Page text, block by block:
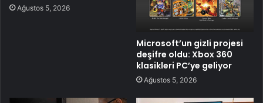
Ağustos 5, 2026
Microsoft’un gizli projesi
deşifre oldu: Xbox 360
klasikleri PC’ye geliyor
Ağustos 5, 2026